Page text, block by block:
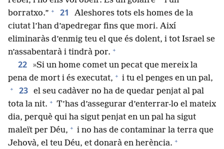
borratxo.” + 21
Aleshores tots els homes de la
ciutat l’han d’apedregar fins que mori. Així
eliminaràs d’enmig teu el que és dolent, i tot Israel se
n’assabentarà i tindrà por. +
22
»Si un home comet un pecat que mereix la
pena de mort i és executat, + i tu el penges en un pal,
+ 23 el seu cadàver no ha de quedar penjat al pal
tota la nit. + T’has d’assegurar d’enterrar-lo el mateix
dia, perquè qui ha sigut penjat en un pal ha sigut
maleït per Déu, + i no has de contaminar la terra que
Jehovà, el teu Déu, et donarà en herència. +